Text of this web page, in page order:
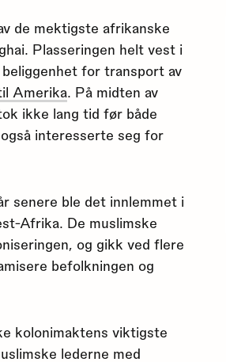
de mektigste afrikanske
Plasseringen helt vest i
for transport av
Amerika . På midten av
ikke lang tid før både
også interesserte seg for
senere ble det innlemmet i
Afrika. De muslimske
og gikk ved flere
befolkningen og
kolonimaktens viktigste
lederne med